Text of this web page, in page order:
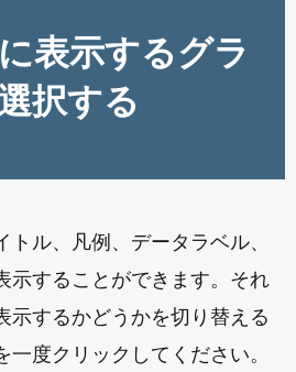
表示するグラ
択する
トル、凡例、データラベル、
示することができます。それ
示するかどうかを切り替える
度クリックしてください。